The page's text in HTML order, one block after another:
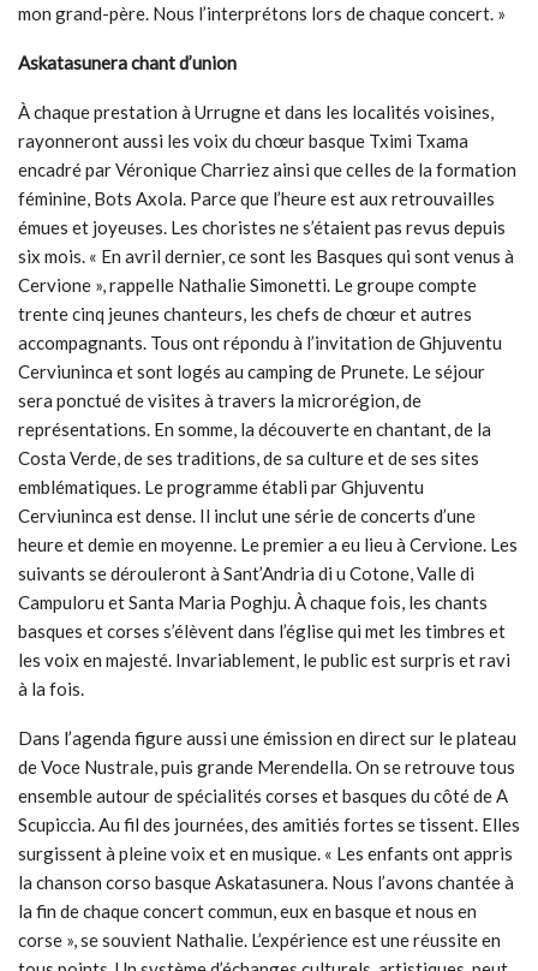
mon grand-père. Nous l’interprétons lors de chaque concert. »
Askatasunera chant d’union
À chaque prestation à Urrugne et dans les localités voisines,
rayonneront aussi les voix du chœur basque Tximi Txama
encadré par Véronique Charriez ainsi que celles de la formation
féminine, Bots Axola. Parce que l’heure est aux retrouvailles
émues et joyeuses. Les choristes ne s’étaient pas revus depuis
six mois. « En avril dernier, ce sont les Basques qui sont venus à
Cervione », rappelle Nathalie Simonetti. Le groupe compte
trente cinq jeunes chanteurs, les chefs de chœur et autres
accompagnants. Tous ont répondu à l’invitation de Ghjuventu
Cerviuninca et sont logés au camping de Prunete. Le séjour
sera ponctué de visites à travers la microrégion, de
représentations. En somme, la découverte en chantant, de la
Costa Verde, de ses traditions, de sa culture et de ses sites
emblématiques. Le programme établi par Ghjuventu
Cerviuninca est dense. Il inclut une série de concerts d’une
heure et demie en moyenne. Le premier a eu lieu à Cervione. Les
suivants se dérouleront à Sant’Andria di u Cotone, Valle di
Campuloru et Santa Maria Poghju. À chaque fois, les chants
basques et corses s’élèvent dans l’église qui met les timbres et
les voix en majesté. Invariablement, le public est surpris et ravi
à la fois.
Dans l’agenda figure aussi une émission en direct sur le plateau
de Voce Nustrale, puis grande Merendella. On se retrouve tous
ensemble autour de spécialités corses et basques du côté de A
Scupiccia. Au fil des journées, des amitiés fortes se tissent. Elles
surgissent à pleine voix et en musique. « Les enfants ont appris
la chanson corso basque Askatasunera. Nous l’avons chantée à
la fin de chaque concert commun, eux en basque et nous en
corse », se souvient Nathalie. L’expérience est une réussite en